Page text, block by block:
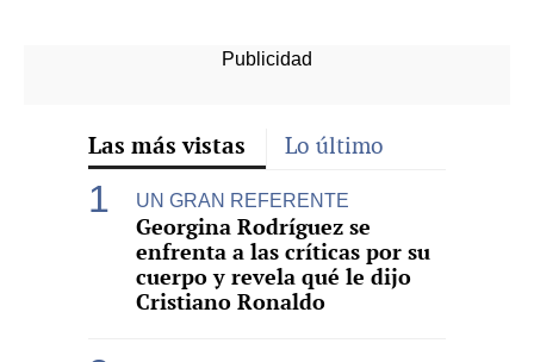
Las más vistas Lo último
UN GRAN REFERENTE
Georgina Rodríguez se
enfrenta a las críticas por su
cuerpo y revela qué le dijo
Cristiano Ronaldo